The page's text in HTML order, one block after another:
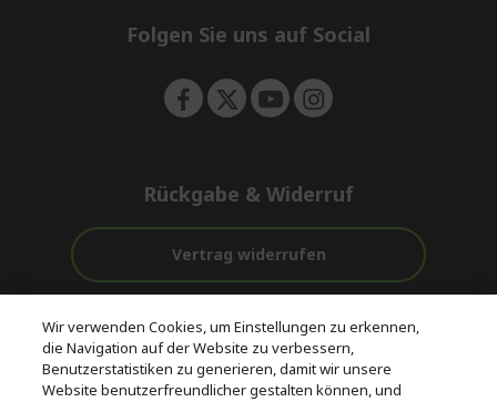
e
Folgen Sie uns auf Social
Rückgabe & Widerruf
Vertrag widerrufen
Kostenloser
Versand
vor und nach
dem Kauf
Zahlung
Wir verwenden Cookies, um Einstellungen zu erkennen,
die Navigation auf der Website zu verbessern,
Benutzerstatistiken zu generieren, damit wir unsere
Website benutzerfreundlicher gestalten können, und